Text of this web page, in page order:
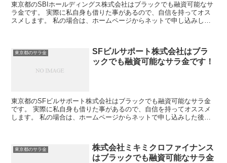
東京都のSBIホールディングス株式会社はブラックでも融資可能なサ
ラ金です。 実際に私自身も借りた事があるので、自信を持ってオス
スメします。 私の場合は、ホームページからネットで申し込みした
東京都のサラ金
SFビルサポート株式会社はブラ
ックでも融資可能なサラ金です！
東京都のSFビルサポート株式会社はブラックでも融資可能なサラ金
です。 実際に私自身も借りた事があるので、自信を持ってオススメ
します。 私の場合は、ホームページからネットで申し込みした後に
東京都のサラ金
株式会社ミキミクロファイナンス
はブラックでも融資可能なサラ金